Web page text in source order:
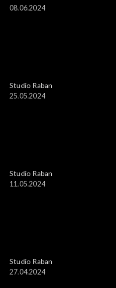
08.06.2024
Studio Raban
25.05.2024
Studio Raban
11.05.2024
Studio Raban
27.04.2024